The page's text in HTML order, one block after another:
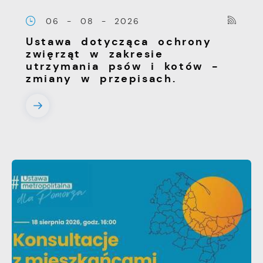
06 - 08 - 2026
Ustawa dotycząca ochrony
zwięrząt w zakresie
utrzymania psów i kotów -
zmiany w przepisach.